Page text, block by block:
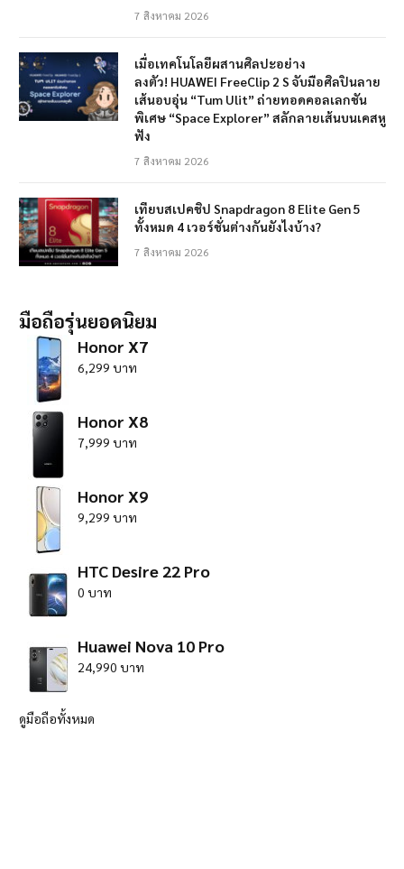
7 สิงหาคม 2026
เมื่อเทคโนโลยีผสานศิลปะอย่าง
ลงตัว! HUAWEI FreeClip 2 S จับมือศิลปินลาย
เส้นอบอุ่น “Tum Ulit” ถ่ายทอดคอลเลกชัน
พิเศษ “Space Explorer” สลักลายเส้นบนเคสหู
ฟัง
7 สิงหาคม 2026
เทียบสเปคชิป Snapdragon 8 Elite Gen 5
ทั้งหมด 4 เวอร์ชั่นต่างกันยังไงบ้าง?
7 สิงหาคม 2026
มือถือรุ่นยอดนิยม
Honor X7
6,299 บาท
Honor X8
7,999 บาท
Honor X9
9,299 บาท
HTC Desire 22 Pro
0 บาท
Huawei Nova 10 Pro
24,990 บาท
ดูมือถือทั้งหมด